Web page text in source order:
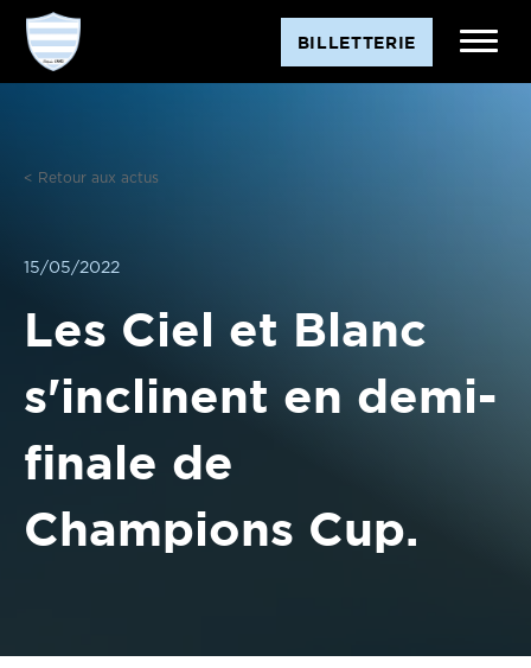
Aller
contenu
BILLETTERIE
< Retour aux actus
15/05/2022
Les Ciel et Blanc
s'inclinent en demi-
finale de
Champions Cup.